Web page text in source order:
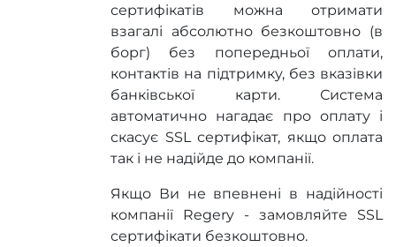
сертифікатів можна отримати
взагалі абсолютно безкоштовно (в
борг) без попередньої оплати,
контактів на підтримку, без вказівки
банківської карти. Система
автоматично нагадає про оплату і
скасує SSL сертифікат, якщо оплата
так і не надійде до компанії.
Якщо Ви не впевнені в надійності
компанії Regery - замовляйте SSL
сертифікати безкоштовно.